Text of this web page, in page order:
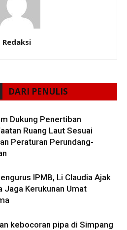
Redaksi
DARI PENULIS
Dukung Penertiban
Ruang Laut Sesuai
Peraturan Perundang-
IPMB, Li Claudia Ajak
Jaga Kerukunan Umat
kebocoran pipa di Simpang